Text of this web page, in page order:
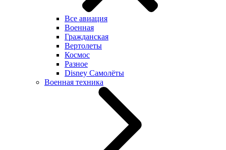
Все авиация
Военная
Гражданская
Вертолеты
Космос
Разное
Disney Самолёты
Военная техника